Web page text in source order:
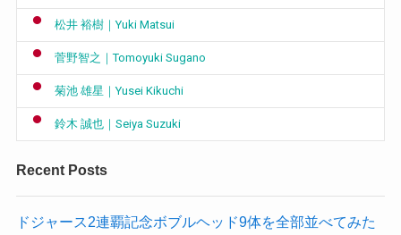
松井 裕樹｜Yuki Matsui
菅野智之｜Tomoyuki Sugano
菊池 雄星｜Yusei Kikuchi
鈴木 誠也｜Seiya Suzuki
Recent Posts
ドジャース2連覇記念ボブルヘッド9体を全部並べてみた